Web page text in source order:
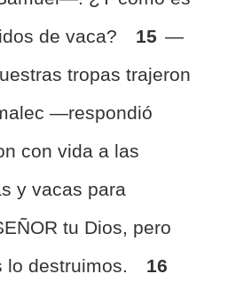
de vaca?
15 —
tropas trajeron
—respondió
con vida a las
y vacas para
tu Dios, pero
lo destruimos.
16